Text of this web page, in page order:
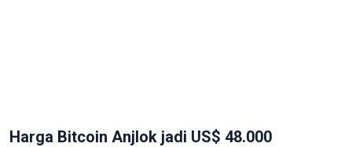
Harga Bitcoin Anjlok jadi US$ 48.000